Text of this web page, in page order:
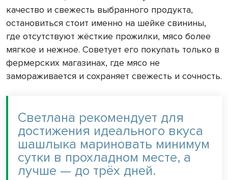
качество и свежесть выбранного продукта,
остановиться стоит именно на шейке свинины,
где отсутствуют жёсткие прожилки, мясо более
мягкое и нежное. Советует его покупать только в
фермерских магазинах, где мясо не
замораживается и сохраняет свежесть и сочность.
Светлана рекомендует для
достижения идеального вкуса
шашлыка мариновать минимум
сутки в прохладном месте, а
лучше — до трёх дней.